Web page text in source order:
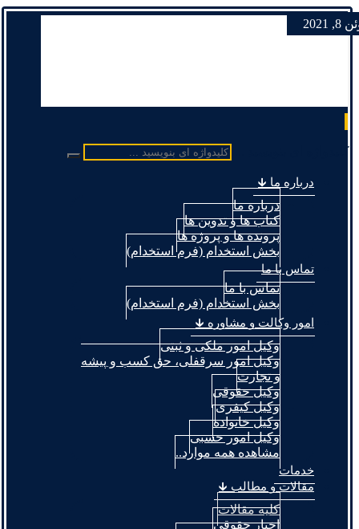
کلیدواژه ای بنویسید ...
درباره ما 🡳
درباره ما
کتاب ها و تدوین ها
پرونده ها و پروژه ها
بخش استخدام (فرم استخدام)
تماس با ما
تماس با ما
بخش استخدام (فرم استخدام)
امور وکالت و مشاوره 🡳
وکیل امور ملکی و ثبتی
وکیل امور سرقفلی، حق کسب و پیشه
و تجارت
وکیل حقوقی
وکیل کیفری
وکیل خانواده
وکیل امور حسبی
مشاهده همه موارد..
خدمات
مقالات و مطالب 🡳
کلیه مقالات
اخبار حقوقی
2021